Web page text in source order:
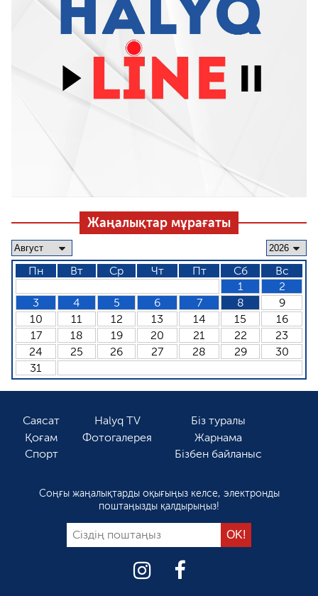
Жаңалықтар мұрағаты
Пн Вт Ср Чт Пт Сб
Вс
1
2
3
4 5 6 7 8
9
10
11 12 13 14 15
16
17
18 19 20 21 22
23
24
25 26 27 28 29
30
31
Саясат
Қоғам
Спорт
Halyq TV
Фотогалерея
Біз туралы
Жарнама
Бізбен байланыс
Соңғы жаңалықтарды оқығыңыз келсе, электронды
поштаңызды қалдырыңыз!